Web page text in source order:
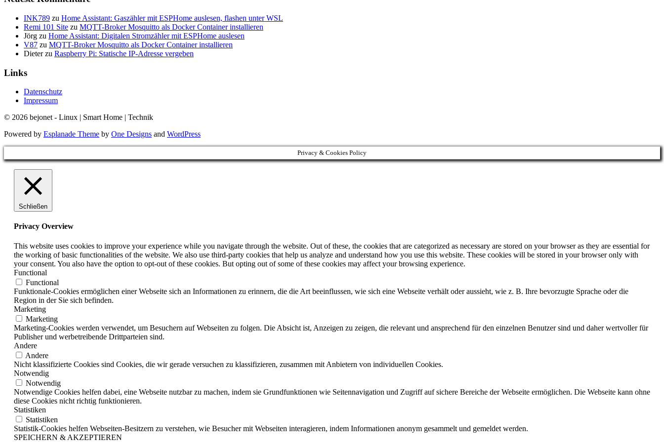
INK789 zu Home Assistant: Gaszähler mit ESPHome auslesen, flashen unter WSL
Remi 101 Site zu MQTT-Broker Mosquitto als Docker Container installieren
Jörg zu Home Assistant: Digitalen Stromzähler mit ESPHome auslesen
V87 zu MQTT-Broker Mosquitto als Docker Container installieren
Dieterzu Raspberry Pi: Statische IP-Adresse vergeben
Links
Datenschutz
Impressum
© 2026 bejonet - Linux | Smart Home | Technik
Powered by Esplanade Theme by One Designs and WordPress
Privacy & Cookies Policy
Schließen
Privacy Overview
This website uses cookies to improve your experience while you navigate through the website. Out of these, the cookies that are categorized as necessary are stored on your browser as they are essential for
the working of basic functionalities of the website. We also use third-party cookies that help us analyze and understand how you use this website. These cookies will be stored in your browser only with
your consent. You also have the option to opt-out of these cookies. But opting out of some of these cookies may affect your browsing experience.
Functional
Functional
Funktionale-Cookies ermöglichen einer Webseite sich an Informationen zu erinnern, die die Art beeinflussen, wie sich eine Webseite verhält oder aussieht, wie z. B. Ihre bevorzugte Sprache oder die
Region in der Sie sich befinden.
Marketing
Marketing
Marketing-Cookies werden verwendet, um Besuchern auf Webseiten zu folgen. Die Absicht ist, Anzeigen zu zeigen, die relevant und ansprechend für den einzelnen Benutzer sind und daher wertvoller für
Publisher und werbetreibende Drittparteien sind.
Andere
Andere
Nicht klassifizierte Cookies sind Cookies, die wir gerade versuchen zu klassifizieren, zusammen mit Anbietern von individuellen Cookies.
Notwendig
Notwendig
Notwendige Cookies helfen dabei, eine Webseite nutzbar zu machen, indem sie Grundfunktionen wie Seitennavigation und Zugriff auf sichere Bereiche der Webseite ermöglichen. Die Webseite kann ohne
diese Cookies nicht richtig funktionieren.
Statistiken
Statistiken
Statistik-Cookies helfen Webseiten-Besitzern zu verstehen, wie Besucher mit Webseiten interagieren, indem Informationen anonym gesammelt und gemeldet werden.
SPEICHERN & AKZEPTIEREN